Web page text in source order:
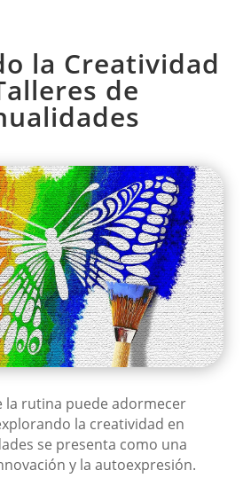
la Creatividad
de
la rutina puede adormecer
la creatividad en
se presenta como una
y la autoexpresión.